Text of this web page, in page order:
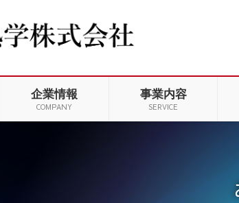
企業情報
COMPANY
事業内容
SERVICE